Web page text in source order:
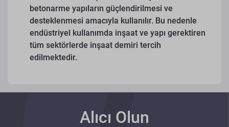
betonarme yapıların güçlendirilmesi ve
desteklenmesi amacıyla kullanılır. Bu nedenle
endüstriyel kullanımda inşaat ve yapı gerektiren
tüm sektörlerde inşaat demiri tercih
edilmektedir.
Alıcı Olun